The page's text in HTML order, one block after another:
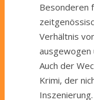
Besonderen
Verhältnis
Auch der
Krimi, der